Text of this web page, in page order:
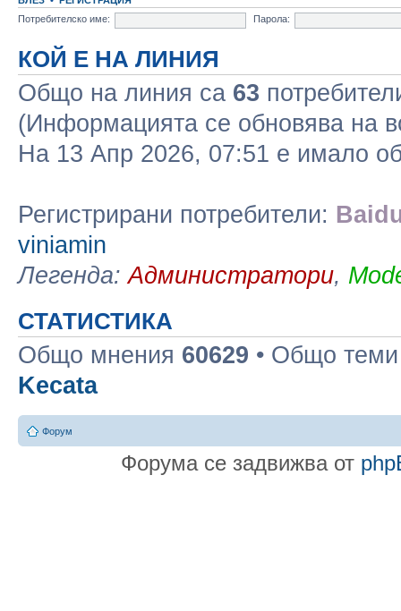
Потребителско име:
Парола:
КОЙ Е НА ЛИНИЯ
Общо на линия са 63
(Информацията се обновява на
На 13 Апр 2026, 07:51 е имало
Регистрирани потребители:
viniamin
Легенда:Администратори,
СТАТИСТИКА
Общо мнения 60629 • Общо
Kecata
Форум
Форума се задвижва от